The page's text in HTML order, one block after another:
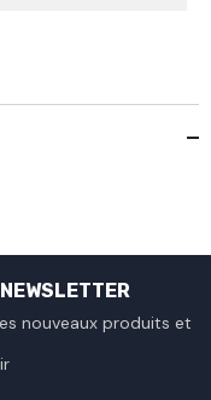
nouveaux produits et